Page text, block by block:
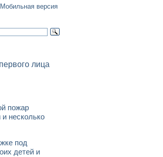
Мобильная версия
лица
пожар
несколько
под
детей и